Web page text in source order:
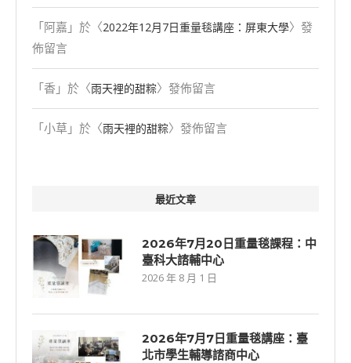
「阿嘉 」於〈2022年12月7日重量毯講座：屏東大學〉發
佈留言
「香 」於〈雨天裡的甜粽〉發佈留言
「小草 」於〈雨天裡的甜粽〉發佈留言
最近文章
2026年7月20日重量毯課程：中
臺科大諮輔中心
2026 年 8 月 1 日
2026年7⽉7⽇重量毯講座：臺
北市學生輔導諮商中心